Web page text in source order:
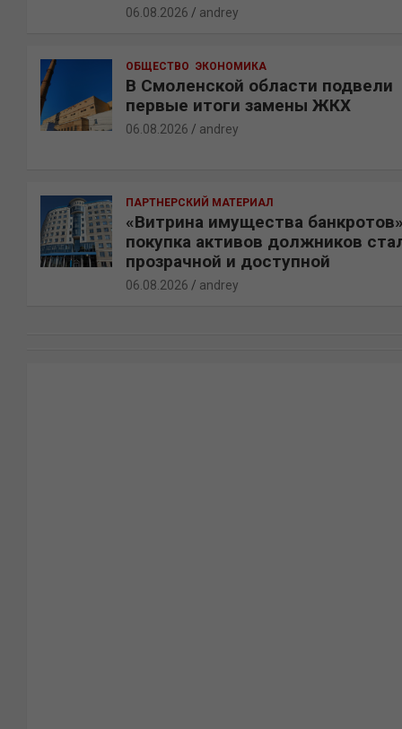
06.08.2026 andrey
ОБЩЕСТВО ЭКОНОМИКА
В Смоленской области подвели
первые итоги замены ЖКХ
06.08.2026 andrey
ПАРТНЕРСКИЙ МАТЕРИАЛ
«Витрина имущества
покупка активов должников
прозрачной и доступной
06.08.2026 andrey